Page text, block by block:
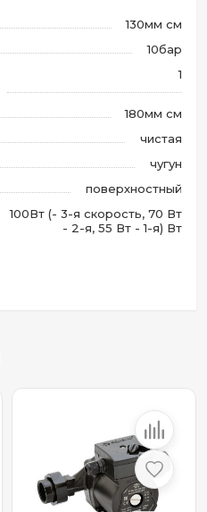
130мм см
10бар
1
180мм см
чистая
чугун
поверхностный
100Вт (- 3-я скорость, 70 Вт
- 2-я, 55 Вт - 1-я) Вт